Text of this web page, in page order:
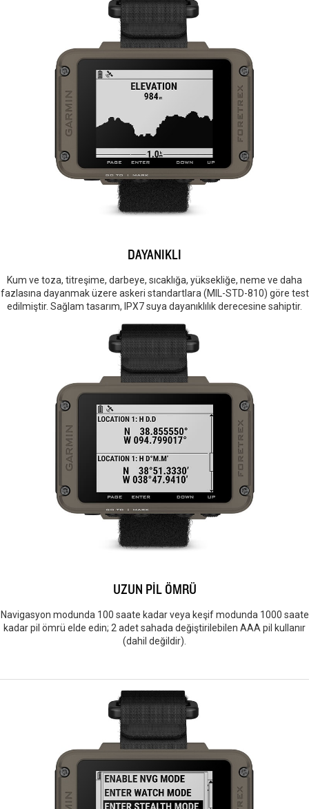
DAYANIKLI
Kum ve toza, titreşime, darbeye, sıcaklığa, yüksekliğe, neme ve daha
fazlasına dayanmak üzere askeri standartlara (MIL-STD-810) göre test
edilmiştir. Sağlam tasarım, IPX7 suya dayanıklılık derecesine sahiptir.
UZUN PİL ÖMRÜ
Navigasyon modunda 100 saate kadar veya keşif modunda 1000 saate
kadar pil ömrü elde edin; 2 adet sahada değiştirilebilen AAA pil kullanır
(dahil değildir).